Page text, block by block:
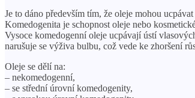
Je to dáno především tím, že oleje mohou
Komedogenita je schopnost oleje nebo
Vysoce komedogenní oleje ucpávají ústí
narušuje se výživa bulbu, což vede ke zhoršení
Oleje se dělí na:
– nekomedogenní,
– se střední úrovní komedogenity,